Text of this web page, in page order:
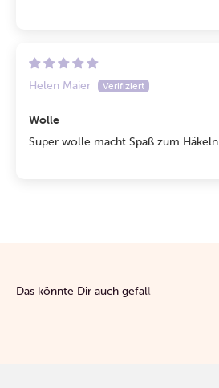
Helen Maier
Wolle
Super wolle macht Spaß zum Häkeln